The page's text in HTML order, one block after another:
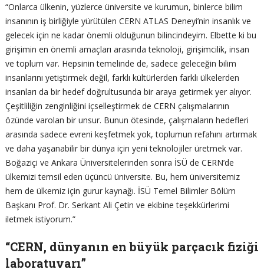
“Onlarca ülkenin, yüzlerce üniversite ve kurumun, binlerce bilim
insanının iş birliğiyle yürütülen CERN ATLAS Deneyi’nin insanlık ve
gelecek için ne kadar önemli olduğunun bilincindeyim. Elbette ki bu
girişimin en önemli amaçları arasında teknoloji, girişimcilik, insan
ve toplum var. Hepsinin temelinde de, sadece geleceğin bilim
insanlarını yetiştirmek değil, farklı kültürlerden farklı ülkelerden
insanları da bir hedef doğrultusunda bir araya getirmek yer alıyor.
Çeşitliliğin zenginliğini içselleştirmek de CERN çalışmalarının
özünde varolan bir unsur. Bunun ötesinde, çalışmaların hedefleri
arasında sadece evreni keşfetmek yok, toplumun refahını artırmak
ve daha yaşanabilir bir dünya için yeni teknolojiler üretmek var.
Boğaziçi ve Ankara Üniversitelerinden sonra İSÜ de CERN’de
ülkemizi temsil eden üçüncü üniversite. Bu, hem üniversitemiz
hem de ülkemiz için gurur kaynağı. İSÜ Temel Bilimler Bölüm
Başkanı Prof. Dr. Serkant Ali Çetin ve ekibine teşekkürlerimi
iletmek istiyorum.”
“CERN, dünyanın en büyük parçacık fiziği
laboratuvarı”